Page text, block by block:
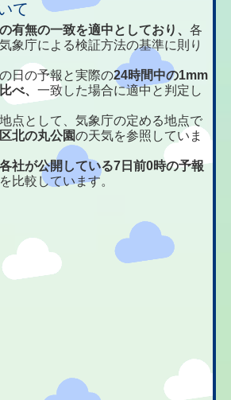
て
有無の一致を適中としており、各
象庁による検証方法の基準に則り
日の予報と実際の24時間中の1mm
べ、一致した場合に適中と判定し
点として、気象庁の定める地点で
北の丸公園の天気を参照していま
各社が公開している7日前0時の予報
比較しています。